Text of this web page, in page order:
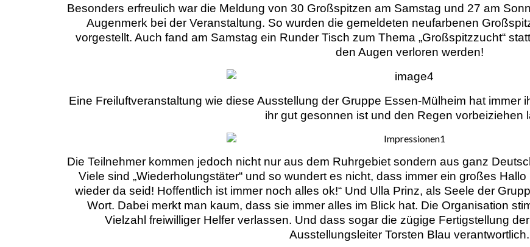
Besonders erfreulich war die Meldung von 30 Großspitzen am Samstag und 27 am
Augenmerk bei der Veranstaltung. So wurden die gemeldeten neufarbenen
vorgestellt. Auch fand am Samstag ein Runder Tisch zum Thema „Großspitzzucht“
den Augen verloren werden!
Eine Freiluftveranstaltung wie diese Ausstellung der Gruppe Essen-Mülheim hat immer
ihr gut gesonnen ist und den Regen vorbeiziehen
Die Teilnehmer kommen jedoch nicht nur aus dem Ruhrgebiet sondern aus ganz
Viele sind „Wiederholungstäter“ und so wundert es nicht, dass immer ein großes
wieder da seid! Hoffentlich ist immer noch alles ok!“ Und Ulla Prinz, als Seele der
Wort. Dabei merkt man kaum, dass sie immer alles im Blick hat. Die Organisation
Vielzahl freiwilliger Helfer verlassen. Und dass sogar die zügige Fertigstellung
Ausstellungsleiter Torsten Blau verantwortlich.